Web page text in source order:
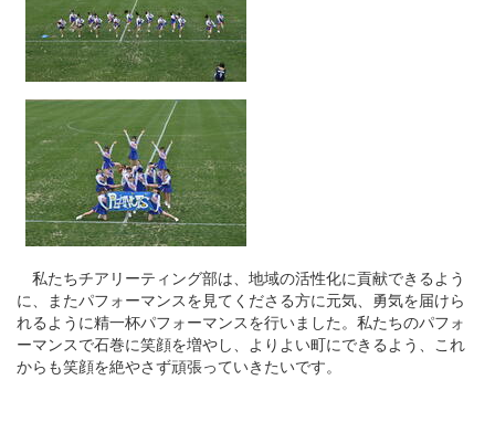
私たちチアリーティング部は、地域の活性化に貢献できるよう
に、またパフォーマンスを見てくださる方に元気、勇気を届けら
れるように精一杯パフォーマンスを行いました。私たちのパフォ
ーマンスで石巻に笑顔を増やし、よりよい町にできるよう、これ
からも笑顔を絶やさず頑張っていきたいです。